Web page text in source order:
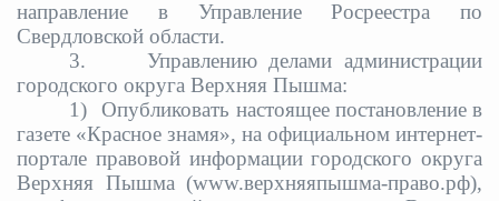
направление в Управление Росреестра по
Свердловской области.
3.
Управлению делами администрации
городского округа Верхняя Пышма:
1)
Опубликовать настоящее постановление в
газете «Красное знамя», на официальном интернет-
портале правовой информации городского округа
Верхняя Пышма (www.верхняяпышма-право.рф),